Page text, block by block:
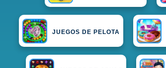
JUEGOS DE PELOTA